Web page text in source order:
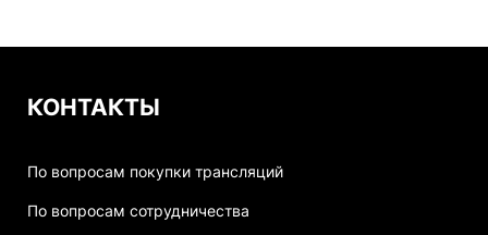
КОНТАКТЫ
По вопросам покупки трансляций
По вопросам сотрудничества